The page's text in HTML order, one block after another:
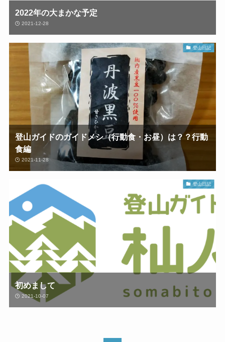
2022年の大まかな予定
2021-12-28
登山日記
登山ガイドのガイドメシ（行動食・お昼）は？？行動
食編
2021-11-28
登山日記
初めまして
2021-10-07